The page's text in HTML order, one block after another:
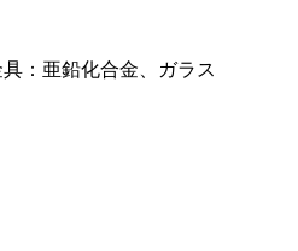
鉛化合金、ガラス